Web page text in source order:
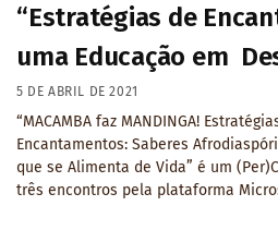
“Estratégias de
uma Educação em
5 DE ABRIL DE 2021
“MACAMBA faz MANDINGA!
Encantamentos: Saberes
que se Alimenta de Vida” é um
três encontros pela plataforma